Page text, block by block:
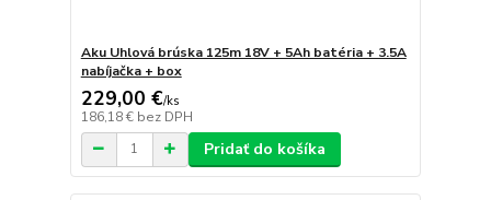
Aku Uhlová brúska 125m 18V + 5Ah batéria + 3.5A
nabíjačka + box
229,00 €/ks
186,18 € bez DPH
Pridať do košíka